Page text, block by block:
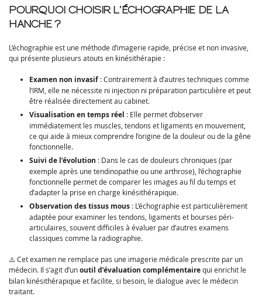
POURQUOI CHOISIR L’ÉCHOGRAPHIE DE LA
HANCHE ?
L’échographie est une méthode d’imagerie rapide, précise et non invasive,
qui présente plusieurs atouts en kinésithérapie :
Examen non invasif : Contrairement à d’autres techniques comme
l’IRM, elle ne nécessite ni injection ni préparation particulière et peut
être réalisée directement au cabinet.
Visualisation en temps réel : Elle permet d’observer
immédiatement les muscles, tendons et ligaments en mouvement,
ce qui aide à mieux comprendre l’origine de la douleur ou de la gêne
fonctionnelle.
Suivi de l’évolution : Dans le cas de douleurs chroniques (par
exemple après une tendinopathie ou une arthrose), l’échographie
fonctionnelle permet de comparer les images au fil du temps et
d’adapter la prise en charge kinésithérapique.
Observation des tissus mous : L’échographie est particulièrement
adaptée pour examiner les tendons, ligaments et bourses péri-
articulaires, souvent difficiles à évaluer par d’autres examens
classiques comme la radiographie.
⚠️ Cet examen ne remplace pas une imagerie médicale prescrite par un
médecin. Il s’agit d’unoutil d’évaluation complémentairequi enrichit le
bilan kinésithérapique et facilite, si besoin, le dialogue avec le médecin
traitant.